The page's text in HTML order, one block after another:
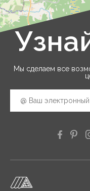
Мы сделаем все